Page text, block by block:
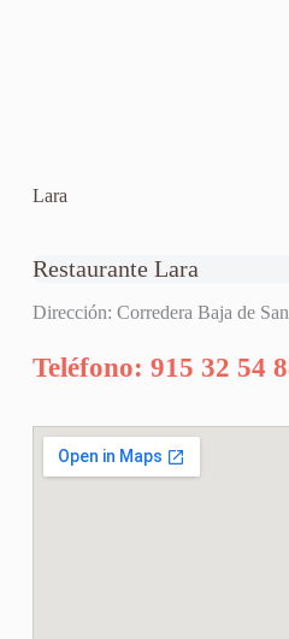
Lara
Restaurante Lara
Dirección: Corredera Baja de
Teléfono: 915 32 54